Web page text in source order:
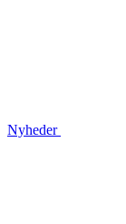
Nyheder